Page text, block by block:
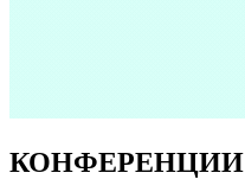
КОНФЕРЕНЦИИ